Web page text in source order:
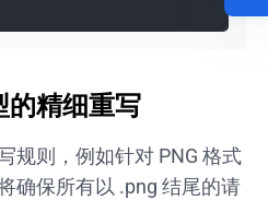
的精细重写
规则，例如针对 PNG 格式
确保所有以 .png 结尾的请